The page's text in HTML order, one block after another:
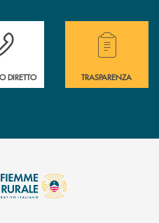
della Cassa Rurale.
di assistenza immediata?
DIRETTO
Hai bisogno di
TRASPARENZA